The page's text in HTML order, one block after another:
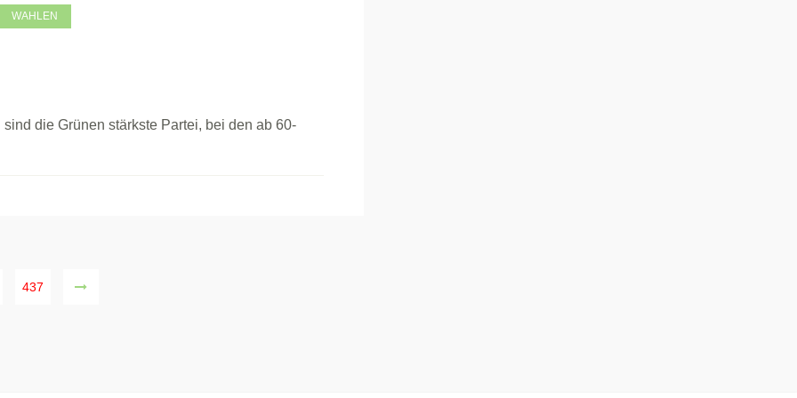
WAHLEN
die Grünen stärkste Partei, bei den ab 60-
437